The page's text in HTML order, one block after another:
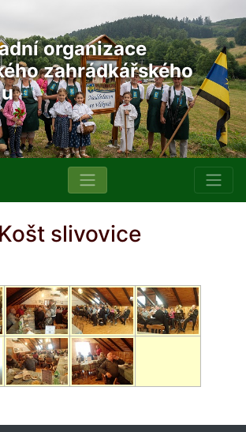
organizace
zahrádkářského
Košt slivovice